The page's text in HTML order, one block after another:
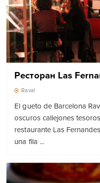
Ресторан Las
Raval
El gueto de Barcelona
oscuros callejones
restaurante Las
una fila ...